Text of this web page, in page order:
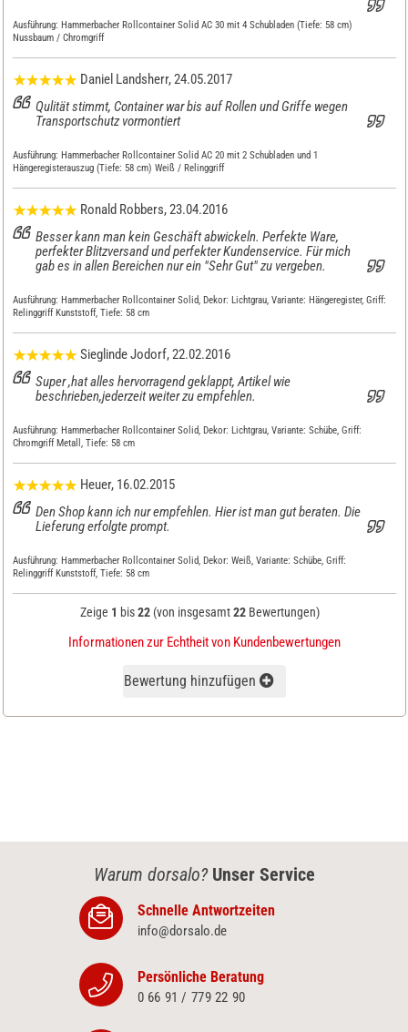
Ausführung: Hammerbacher Rollcontainer Solid AC 30 mit 4 Schubladen (Tiefe: 58 cm)
Nussbaum / Chromgriff
Daniel Landsherr, 24.05.2017
Qulität stimmt, Container war bis auf Rollen und Griffe wegen
Transportschutz vormontiert
Ausführung: Hammerbacher Rollcontainer Solid AC 20 mit 2 Schubladen und 1
Hängeregisterauszug (Tiefe: 58 cm) Weiß / Relinggriff
Ronald Robbers, 23.04.2016
Besser kann man kein Geschäft abwickeln. Perfekte Ware,
perfekter Blitzversand und perfekter Kundenservice. Für mich
gab es in allen Bereichen nur ein "Sehr Gut" zu vergeben.
Ausführung: Hammerbacher Rollcontainer Solid, Dekor: Lichtgrau, Variante: Hängeregister, Griff:
Relinggriff Kunststoff, Tiefe: 58 cm
Sieglinde Jodorf, 22.02.2016
Super ,hat alles hervorragend geklappt, Artikel wie
beschrieben,jederzeit weiter zu empfehlen.
Ausführung: Hammerbacher Rollcontainer Solid, Dekor: Lichtgrau, Variante: Schübe, Griff:
Chromgriff Metall, Tiefe: 58 cm
Heuer, 16.02.2015
Den Shop kann ich nur empfehlen. Hier ist man gut beraten. Die
Lieferung erfolgte prompt.
Ausführung: Hammerbacher Rollcontainer Solid, Dekor: Weiß, Variante: Schübe, Griff:
Relinggriff Kunststoff, Tiefe: 58 cm
Zeige 1 bis22(von insgesamt22Bewertungen)
Informationen zur Echtheit von Kundenbewertungen
Bewertung hinzufügen
Warum dorsalo? Unser Service
Schnelle Antwortzeiten
info@dorsalo.de
Persönliche Beratung
0 66 91 / 779 22 90